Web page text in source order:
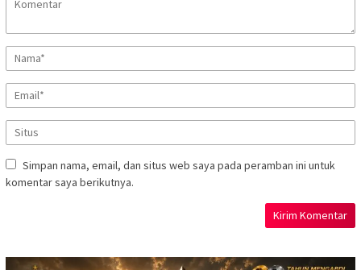
Simpan nama, email, dan situs web saya pada peramban ini untuk
komentar saya berikutnya.